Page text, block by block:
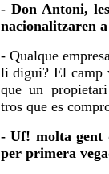
- Don Antoni,
nacionalitzaren
- Qualque
li digui? El camp
que un
tros que es
- Uf! molta gent
per primera